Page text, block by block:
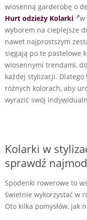
wiosenną garderobę o
Hurt odzieży Kolarki
w
wyborem na cieplejsze
nawet najprostszym
sięgają po te pastelowe
wiosennymi trendami,
każdej stylizacji.
różnych kolorach, aby
wyrazić swój
Kolarki w
sprawdź
Spodenki rowerowe to
świetnie wykorzystać w
Oto kilka pomysłów, jak